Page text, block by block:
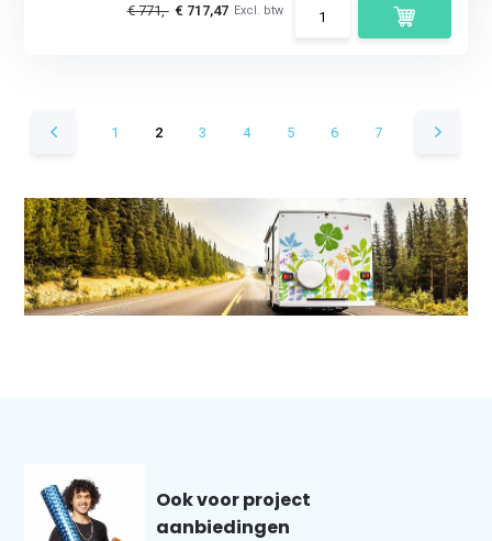
€ 771,- € 717,47 Excl. btw
1 2 3 4 5 6 7
Ook voor project
aanbiedingen